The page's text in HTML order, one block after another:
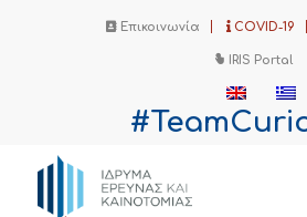
Επικοινωνία COVID-19
IRIS Portal